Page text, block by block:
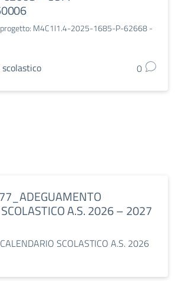
progetto: M4C1I1.4-2025-1685-P-62668 -
0
A.S. 2026 – 2027
SCOLASTICO A.S. 2026